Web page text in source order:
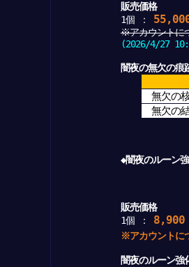
販売価格
1個 ：
※アカウントに
(2026/4/27
闇夜の無欠の痕
無欠の
無欠の
◆闇夜のルーン
販売価格
1個 ： 8,900
※アカウントに
闇夜のルーン強